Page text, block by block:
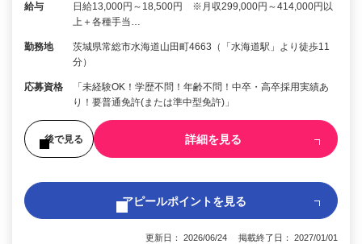
給与
日給13,000円～18,500円 ※月収299,000円～414,000円以
上＋各種手当…
勤務地
茨城県常総市水海道山田町4663（「水海道駅」より徒歩11
分）
応募資格
「未経験OK！学歴不問！年齢不問！中卒・高卒採用実績あ
り！要普通免許(または準中型免許)」
後で見る 詳細を見る
アピールポイントを見る
更新日： 2026/06/24 掲載終了日： 2027/01/01